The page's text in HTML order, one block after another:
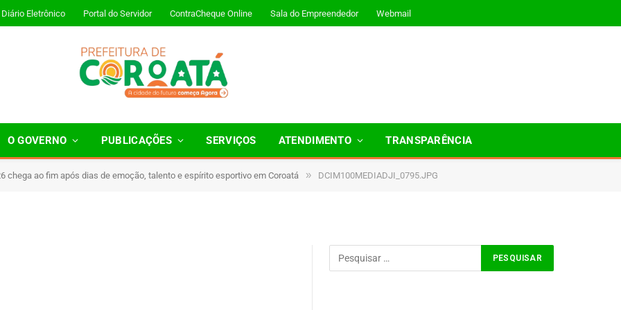
Diário Eletrônico Portal do Servidor ContraCheque Online Sala do Empreendedor Webmail
O GOVERNO PUBLICAÇÕES SERVIÇOS ATENDIMENTO TRANSPARÊNCIA
chega ao fim após dias de emoção, talento e espírito esportivo em Coroatá » DCIM100MEDIADJI_0795.JPG